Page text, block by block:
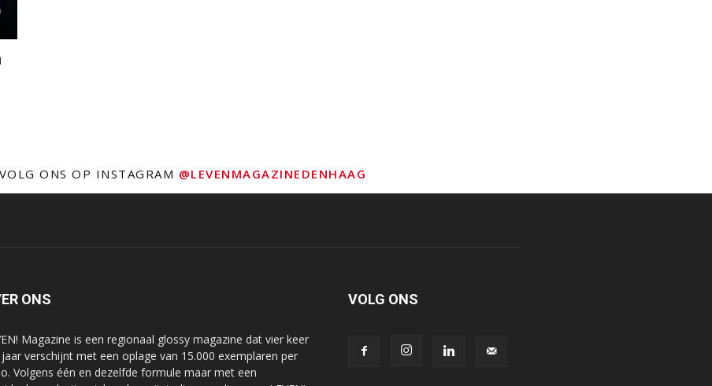
VOLG ONS OP INSTAGRAM @LEVENMAGAZINEDENHAAG
ONS
Magazine is een regionaal glossy magazine dat vier keer
verschijnt met een oplage van 15.000 exemplaren per
Volgens één en dezelfde formule maar met een
VOLG ONS